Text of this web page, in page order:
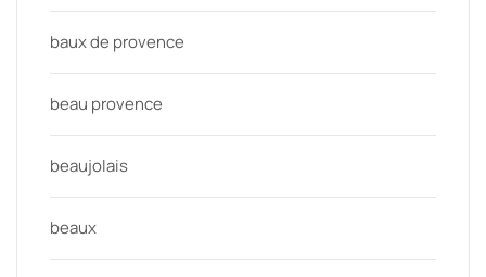
baux de provence
beau provence
beaujolais
beaux